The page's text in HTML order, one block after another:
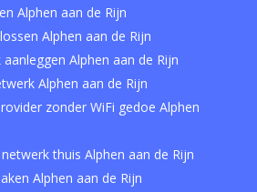
Alphen aan de Rijn
Alphen aan de Rijn
Alphen aan de Rijn
Alphen aan de Rijn
zonder WiFi gedoe Alphen
thuis Alphen aan de Rijn
Alphen aan de Rijn